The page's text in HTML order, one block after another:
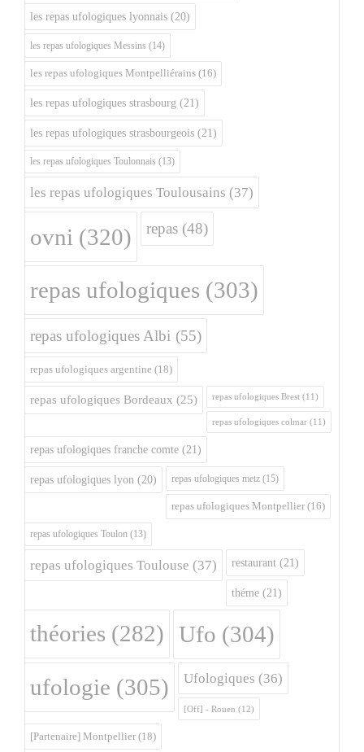
les repas ufologiques lyonnais (20)
les repas ufologiques Messins (14)
les repas ufologiques Montpelliérains (16)
les repas ufologiques strasbourg (21)
les repas ufologiques strasbourgeois (21)
les repas ufologiques Toulonnais (13)
les repas ufologiques Toulousains (37)
ovni (320) repas (48)
repas ufologiques (303)
repas ufologiques Albi (55)
repas ufologiques argentine (18)
repas ufologiques Bordeaux (25) repas ufologiques Brest (11)
repas ufologiques colmar (11)
repas ufologiques franche comte (21)
repas ufologiques lyon (20) repas ufologiques metz (15)
repas ufologiques Montpellier (16)
repas ufologiques Toulon (13)
repas ufologiques Toulouse (37) restaurant (21)
théme (21)
théories (282) Ufo (304)
ufologie (305) Ufologiques (36)
[Off] - Rouen (12)
[Partenaire] Montpellier (18)